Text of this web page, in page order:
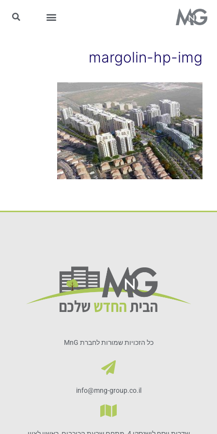
margolin-hp-img
כל הזכויות שמורות לחברת MnG
info@mng-group.co.il